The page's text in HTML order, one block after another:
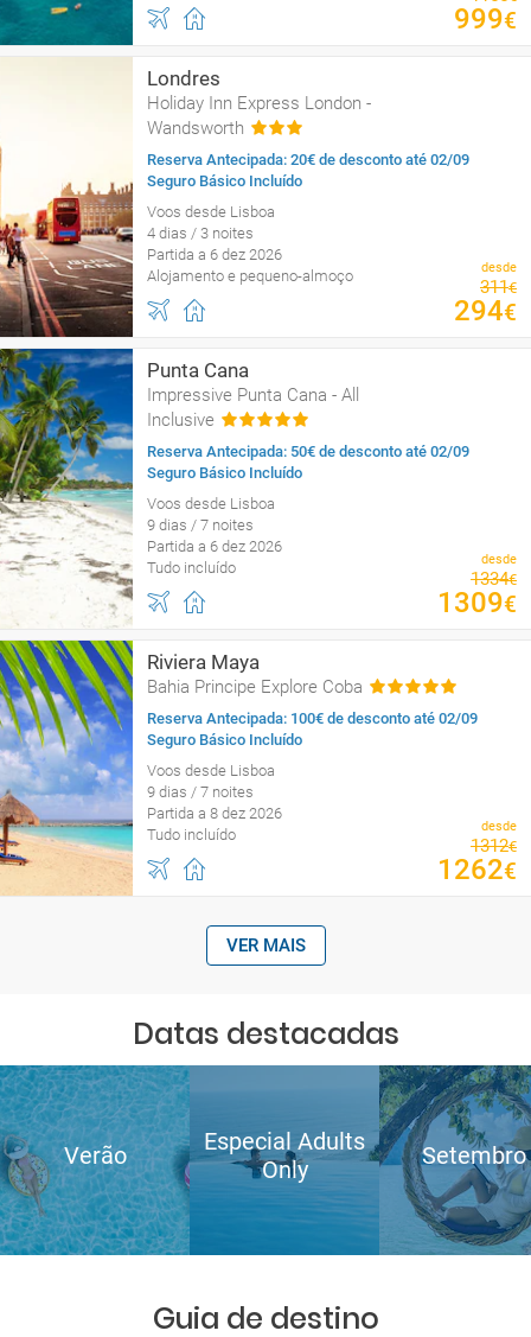
999€
Londres
Holiday Inn Express London -
Wandsworth
Reserva Antecipada: 20€ de desconto até 02/09
Seguro Básico Incluído
Voos desde Lisboa
4 dias / 3 noites
Partida a 6 dez 2026
Alojamento e pequeno-almoço
desde
311€
294€
Punta Cana
Impressive Punta Cana - All
Inclusive
Reserva Antecipada: 50€ de desconto até 02/09
Seguro Básico Incluído
Voos desde Lisboa
9 dias / 7 noites
Partida a 6 dez 2026
Tudo incluído
desde
1334€
1309€
Riviera Maya
Bahia Principe Explore Coba
Reserva Antecipada: 100€ de desconto até 02/09
Seguro Básico Incluído
Voos desde Lisboa
9 dias / 7 noites
Partida a 8 dez 2026
Tudo incluído
desde
1312€
1262€
VER MAIS
Datas destacadas
Verão
Especial Adults
Only
Setembro
Guia de destino